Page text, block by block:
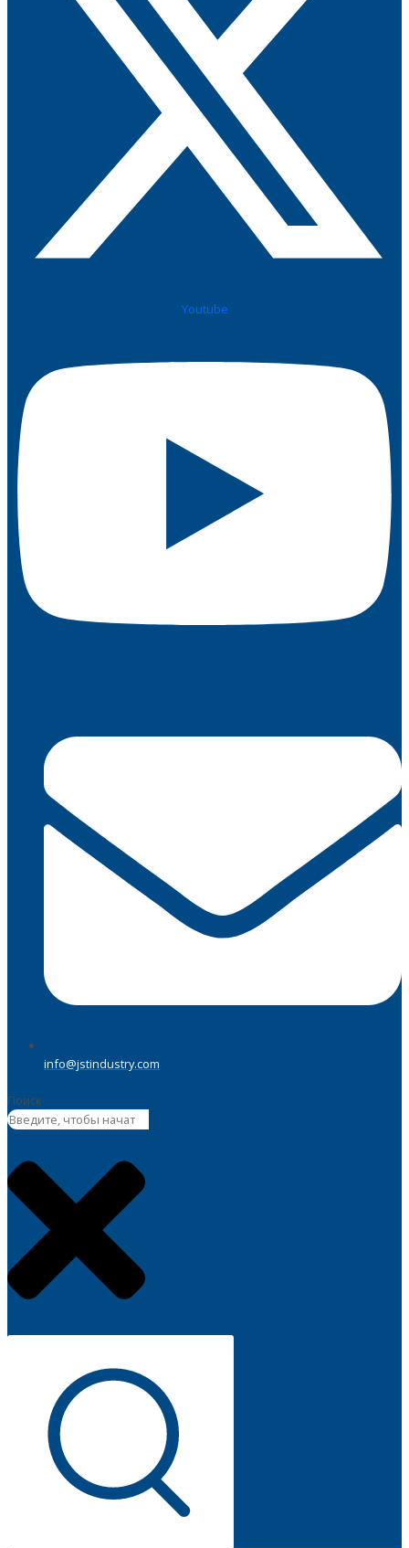
Youtube
info@jstindustry.com
Поиск